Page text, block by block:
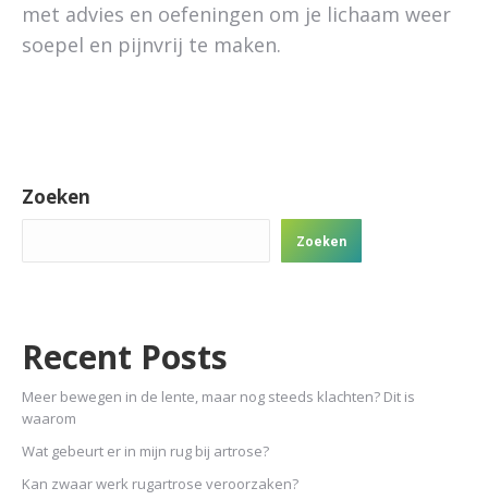
met advies en oefeningen om je lichaam weer
soepel en pijnvrij te maken.
Zoeken
Zoeken
Recent Posts
Meer bewegen in de lente, maar nog steeds klachten? Dit is
waarom
Wat gebeurt er in mijn rug bij artrose?
Kan zwaar werk rugartrose veroorzaken?